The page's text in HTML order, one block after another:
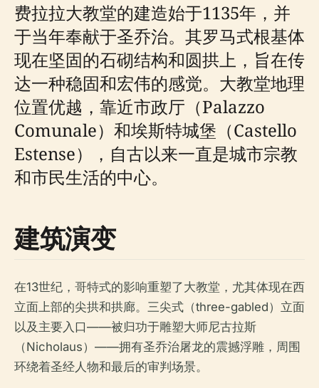
费拉拉大教堂的建造始于1135年，并
于当年奉献于圣乔治。其罗马式根基体
现在坚固的石砌结构和圆拱上，旨在传
达一种稳固和宏伟的感觉。大教堂地理
位置优越，靠近市政厅（Palazzo
Comunale）和埃斯特城堡（Castello
Estense），自古以来一直是城市宗教
和市民生活的中心。
建筑演变
在13世纪，哥特式的影响重塑了大教堂，尤其体现在西
立面上部的尖拱和拱廊。三尖式（three-gabled）立面
以及主要入口——被归功于雕塑大师尼古拉斯
（Nicholaus）——拥有圣乔治屠龙的震撼浮雕，周围
环绕着圣经人物和最后的审判场景。